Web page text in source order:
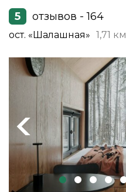
5 отзывов - 164
ост. «Шалашная» 1,71 км
Previous